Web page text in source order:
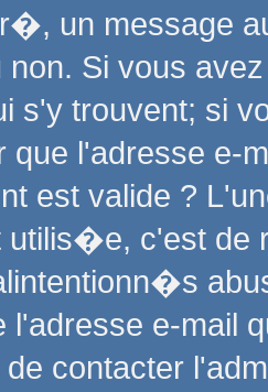
un message
non. Si vous
s'y trouvent; si
l'adresse e-
est valide ?
utilis�e, c'est
e-mail
contacter